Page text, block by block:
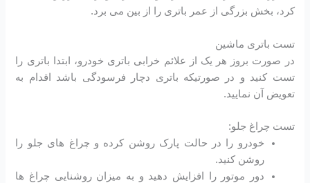
کرد، بخش بزرگی از عمر باتری را از بین می برد.
تست باتری ماشین
در صورت بروز هر یک از علائم خرابی باتری خودرو، ابتدا باتری را
تست کنید و در صورتیکه باتری دچار فرسودگی باشد اقدام به
تعویض آن نمایید.
تست چراغ جلو:
خودرو را در حالت پارک روشن کرده و چراغ های جلو را
روشن کنید.
دور موتور را افزایش دهید و به میزان روشنایی چراغ ها